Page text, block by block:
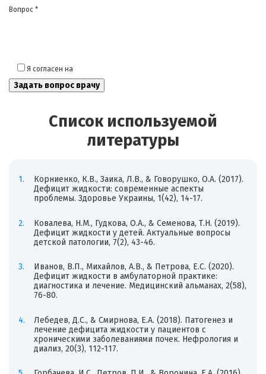
Вопрос *
Я согласен на
Список используемой
литературы
Корниенко, К.В., Заика, Л.В., & Говорушко, О.А. (2017).
Дефицит жидкости: современные аспекты
проблемы. Здоровье Украины, 1(42), 14-17.
Ковалева, Н.М., Гудкова, О.А., & Семенова, Т.Н. (2019).
Дефицит жидкости у детей. Актуальные вопросы
детской патологии, 7(2), 43-46.
Иванов, В.П., Михайлов, А.В., & Петрова, Е.С. (2020).
Дефицит жидкости в амбулаторной практике:
диагностика и лечение. Медицинский альманах, 2(58),
76-80.
Лебедев, Д.С., & Смирнова, Е.А. (2018). Патогенез и
лечение дефицита жидкости у пациентов с
хроническими заболеваниями почек. Нефрология и
диализ, 20(3), 112-117.